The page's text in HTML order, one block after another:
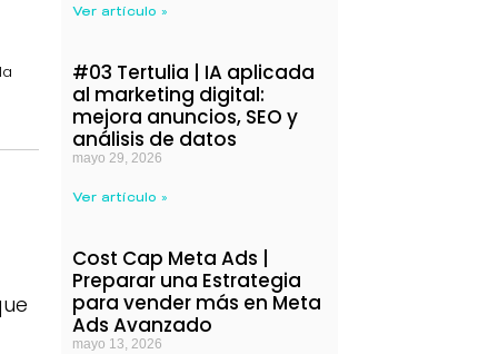
Ver artículo »
#03 Tertulia | IA aplicada
al marketing digital:
mejora anuncios, SEO y
análisis de datos
mayo 29, 2026
Ver artículo »
Cost Cap Meta Ads |
Preparar una Estrategia
para vender más en Meta
Ads Avanzado
mayo 13, 2026